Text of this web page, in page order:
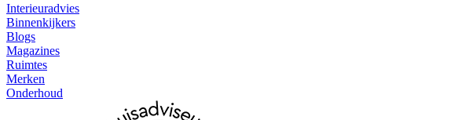
Interieuradvies
Binnenkijkers
Blogs
Magazines
Ruimtes
Merken
Onderhoud